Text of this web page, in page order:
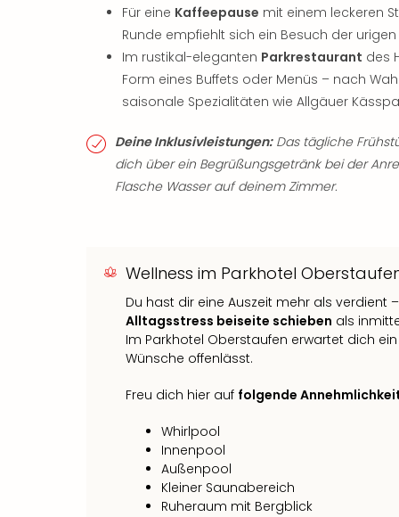
Für eine Kaffeepause mit einem leckeren
Runde empfiehlt sich ein Besuch der
Im rustikal-eleganten Parkrestaurant des
Form eines Buffets oder Menüs – nach
saisonale Spezialitäten wie Allgäuer
Deine Inklusivleistungen:Das tägliche
dich über ein Begrüßungsgetränk bei der
Flasche Wasser auf deinem Zimmer.
Wellness im Parkhotel
Du hast dir eine Auszeit mehr als
Alltagsstress beiseite schieben als
Im Parkhotel Oberstaufen erwartet dich
Wünsche offenlässt.
Freu dich hier auf folgende
Whirlpool
Innenpool
Außenpool
Kleiner Saunabereich
Ruheraum mit Bergblick